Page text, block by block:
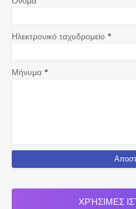
Ηλεκτρονικό ταχυδρομείο *
Μήνυμα *
ΧΡΉΣΙΜΕΣ